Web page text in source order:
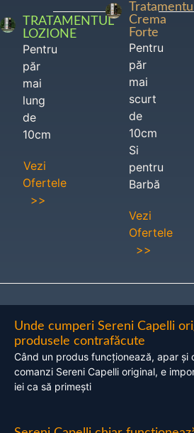
TRATAMENTUL
LOZIONE
Pentru
păr
mai
lung
de
10cm
Vezi
Ofertele
>>
Tratamentul
Crema
Forte
Pentru
păr
mai
scurt
de
10cm
Si
pentru
Barbă
Vezi
Ofertele
>>
Unde cumperi Sereni Capelli
produsele contrafăcute
Când un produs funcționează, apar și
comanzi Sereni Capelli original, e
iei ca să primești